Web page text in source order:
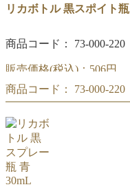
リカボトル 黒スポイト
商品コード： 73-000-220
販売価格(税込)： 506円
黒スポイト瓶 褐色 30mL
商品コード： 73-000-
黒スポイト瓶 褐色 30mL